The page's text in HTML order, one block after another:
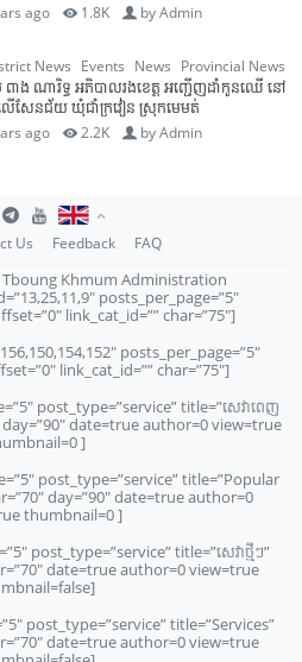
ago 1.8K byAdmin
News Events News Provincial News
ពាង ណារិទ្ធ អភិបាលរងខេត្ត អញ្ជើញដាំកូនឈើ នៅ
ើសែនជ័យ ឃុំជាំក្រវៀន ស្រុកមេមត់
ago 2.2K byAdmin
Us Feedback
FAQ
Tboung Khmum Administration
posts_per_page=”5″
link_cat_id=”” char=”75″]
posts_per_page=”5″
link_cat_id=”” char=”75″]
post_type=”service” title=”សេវាពេញ
day=”90″ date=true author=0 view=true
]
post_type=”service” title=”Popular
day=”90″ date=true author=0
thumbnail=0 ]
post_type=”service” title=”សេវាថ្មីៗ”
date=true author=0 view=true
post_type=”service” title=”Services”
date=true author=0 view=true